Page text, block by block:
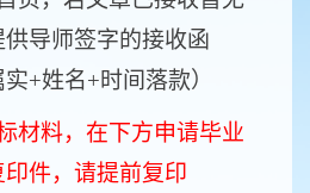
导师签字的接收函
+姓名+时间落款）
材料，在下方申请毕业
件，请提前复印